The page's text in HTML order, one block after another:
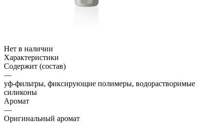
Нет в наличии
Характеристики
Содержит (состав)
—
уф-фильтры, фиксирующие полимеры, водорастворимые
силиконы
Аромат
—
Оригинальный аромат